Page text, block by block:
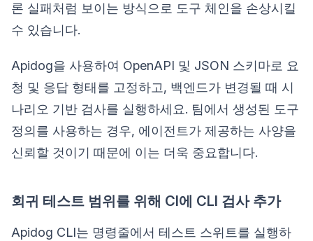
론 실패처럼 보이는 방식으로 도구 체인을 손상시킬
수 있습니다.
Apidog을 사용하여 OpenAPI 및 JSON 스키마로 요
청 및 응답 형태를 고정하고, 백엔드가 변경될 때 시
나리오 기반 검사를 실행하세요. 팀에서 생성된 도구
정의를 사용하는 경우, 에이전트가 제공하는 사양을
신뢰할 것이기 때문에 이는 더욱 중요합니다.
회귀 테스트 범위를 위해 CI에 CLI 검사 추가
Apidog CLI는 명령줄에서 테스트 스위트를 실행하